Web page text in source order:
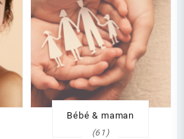
Bébé & maman
(61)